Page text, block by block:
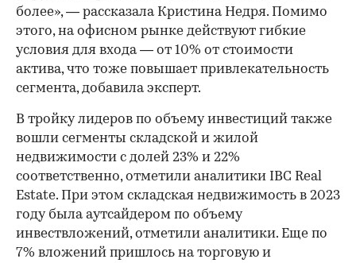
более», — рассказала Кристина Недря. Помимо
этого, на офисном рынке действуют гибкие
условия для входа — от 10% от стоимости
актива, что тоже повышает привлекательность
сегмента, добавила эксперт.
В тройку лидеров по объему инвестиций также
вошли сегменты складской и жилой
недвижимости с долей 23% и 22%
соответственно, отметили аналитики IBC Real
Estate. При этом складская недвижимость в 2023
году была аутсайдером по объему
инвествложений, отметили аналитики. Еще по
7% вложений пришлось на торговую и